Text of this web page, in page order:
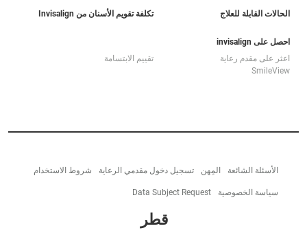
الحالات القابلة للعلاج تكلفة تقويم الأسنان من Invisalign
احصل على invisalign
اعثر على مقدم رعاية
تقييم الابتسامة
SmileView
الأسئلة الشائعة المِهن تسجيل دخول مقدمي الرعاية شروط الاستخدام
سياسة الخصوصية Data Subject Request
قطر‎